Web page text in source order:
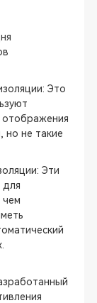
Это
отображения
но не такие
Эти
для
чем